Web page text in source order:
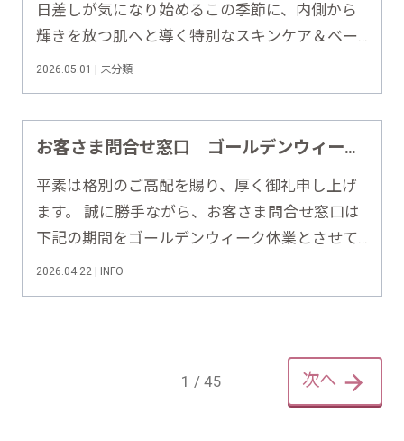
日差しが気になり始めるこの季節に、内側から
輝きを放つ肌へと導く特別なスキンケア＆ベー
スメイクアイテムをご紹介します。
♦︎•♣︎•━━━━ This Month’s Recommended
2026.05.01 | 未分類
お客さま問合せ窓口 ゴールデンウィーク休業のお知らせ
平素は格別のご高配を賜り、厚く御礼申し上げ
ます。 誠に勝手ながら、お客さま問合せ窓口は
下記の期間をゴールデンウィーク休業とさせて
いただきます。 休業期間：2026年5月2日
2026.04.22 | INFO
1 / 45 次へ